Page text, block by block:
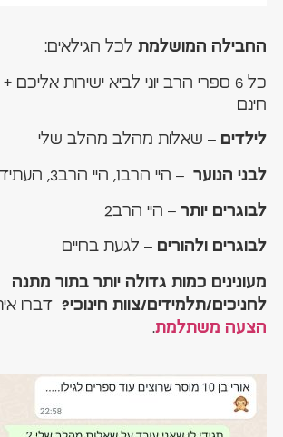
החבילה המושלמתלכל הגילאים:
כל 6 ספרי הרב יוני לביא ישירות אליכם
חינם
לילדים – שאלות מהלב מהלב שלי
לבני הנוער – היי הרב1, היי הרב3, העתיד מתחיל עכשיו
לבוגרים יותר– היי הרב2
לבוגרים ולהורים – לגעת בחיים
מעונינים כמות גדולה יותר בתור מתנה
לחניכים/תלמידים/צוות חינוכי? דברו
הצעה משתלמת.